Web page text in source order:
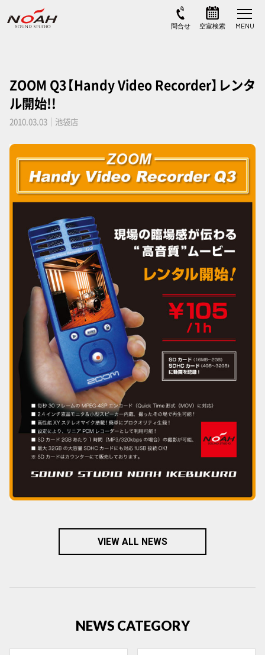
ZOOM Q3【Handy Video Recorder】レンタ
ル開始!!
2010.03.03｜池袋店
VIEW ALL NEWS
NEWS CATEGORY